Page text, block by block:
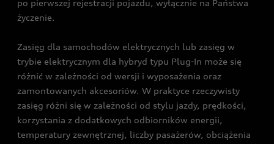
po pierwszej rejestracji pojazdu, wyłącznie na Państwa
życzenie.
Zasięg dla samochodów elektrycznych lub zasięg w
trybie elektrycznym dla hybryd typu Plug-In może się
różnić w zależności od wersji i wyposażenia oraz
zamontowanych akcesoriów. W praktyce rzeczywisty
zasięg różni się w zależności od stylu jazdy, prędkości,
korzystania z dodatkowych odbiorników energii,
temperatury zewnętrznej, liczby pasażerów, obciążenia